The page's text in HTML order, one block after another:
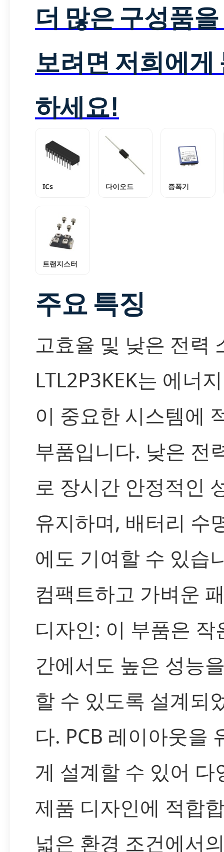
더 많은 구성품
보려면 저희에게
하세요!
ICs 다이오드 증폭기
트랜지스터
주요 특징
고효율 및 낮은 전력
LTL2P3KEK는 에너
이 중요한 시스템에
부품입니다. 낮은 전
로 장시간 안정적인
유지하며, 배터리 수
에도 기여할 수 있습
컴팩트하고 가벼운
디자인: 이 부품은 작
간에서도 높은 성능
할 수 있도록 설계되
다. PCB 레이아웃을
게 설계할 수 있어 다
제품 디자인에 적합
넓은 환경 조건에서